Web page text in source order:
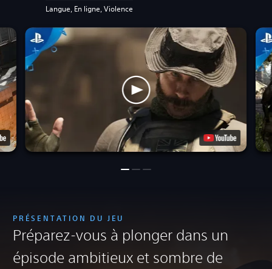
Langue, En ligne, Violence
PRÉSENTATION DU JEU
Préparez-vous à plonger dans un
épisode ambitieux et sombre de